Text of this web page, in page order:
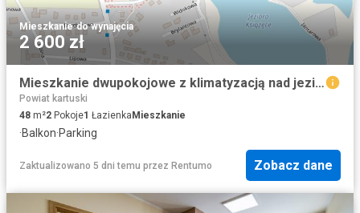
Mieszkanie·do wynajęcia
2 600 zł
Mieszkanie dwupokojowe z klimatyzacją nad jeziorem
Powiat kartuski
48 m²2 Pokoje1 Łazienka Mieszkanie
·Balkon·Parking
Zaktualizowano 5 dni temu przez Rentumo Zobacz dane